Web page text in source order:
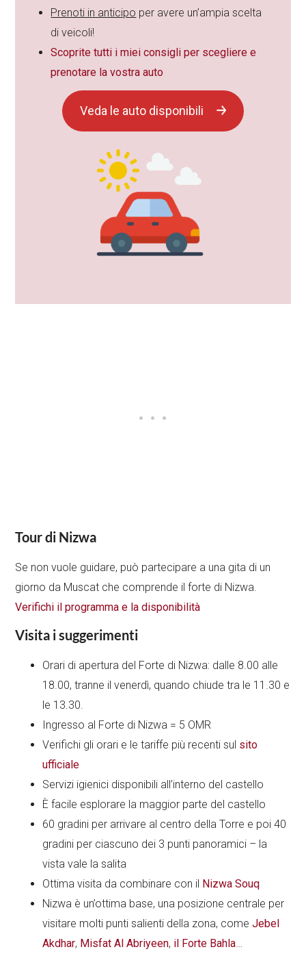
Prenoti in anticipo per avere un’ampia scelta
di veicoli!
Scoprite tutti i miei consigli per scegliere e
prenotare la vostra auto
Veda le auto disponibili
Tour di Nizwa
Se non vuole guidare, può partecipare a una gita di un
giorno da Muscat che comprende il forte di Nizwa.
Verifichi il programma e la disponibilità
Visita i suggerimenti
Orari di apertura del Forte di Nizwa: dalle 8.00 alle
18.00, tranne il venerdì, quando chiude tra le 11.30 e
le 13.30.
Ingresso al Forte di Nizwa = 5 OMR
Verifichi gli orari e le tariffe più recenti sul sito
ufficiale
Servizi igienici disponibili all’interno del castello
È facile esplorare la maggior parte del castello
60 gradini per arrivare al centro della Torre e poi 40
gradini per ciascuno dei 3 punti panoramici – la
vista vale la salita
Ottima visita da combinare con il Nizwa Souq
Nizwa è un’ottima base, una posizione centrale per
visitare molti punti salienti della zona, comeJebel
Akdhar, Misfat Al Abriyeen, il Forte Bahla…